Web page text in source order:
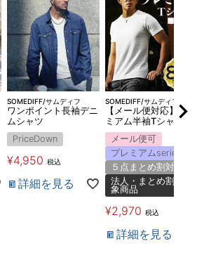
SOMEDIFF/サムディフ
ワンポイント長袖デニ
ムシャツ
PriceDown
¥4,950 税込
詳細を見る
SOMEDIFF/サムディフ
【メール便対応】プレ
ミアム半袖Tシャツ
メール便可
プレミアムseries
５点まとめ割対象
法人・まとめ割対
象商品
¥2,970 税込
詳細を見る